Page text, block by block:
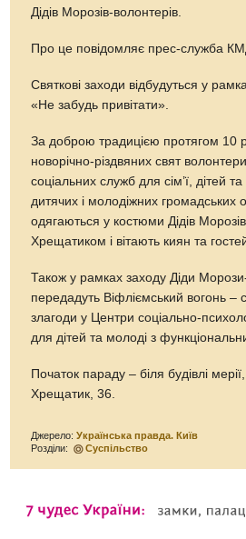
Дідів Морозів-волонтерів.
Про це повідомляє прес-служба
Святкові заходи відбудуться у
«Не забудь привітати».
За доброю традицією протягом 10
новорічно-різдвяних свят
соціальних служб для сім’ї, дітей
дитячих і молодіжних громадських
одягаються у костюми Дідів
Хрещатиком і вітають киян та
Також у рамках заходу Діди
передадуть Віфліємський вогонь –
злагоди у Центри соціально-
для дітей та молоді з
Початок параду – біля будівлі
Хрещатик, 36.
Джерело:Українська правда. Київ
Розділи:
Суспільство